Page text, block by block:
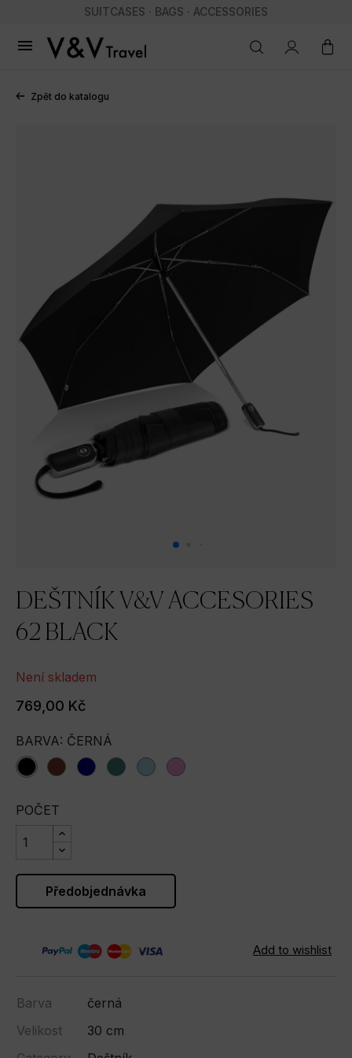
SUITCASES · BAGS · ACCESSORIES

Zpět do katalogu
DEŠTNÍK V&V ACCESORIES
62 BLACK
Není skladem
769,00 Kč
BARVA: ČERNÁ
blackbordodarkbluegreenlightblue
pink
POČET
Předobjednávka
Barva
černá
Velikost
30 cm